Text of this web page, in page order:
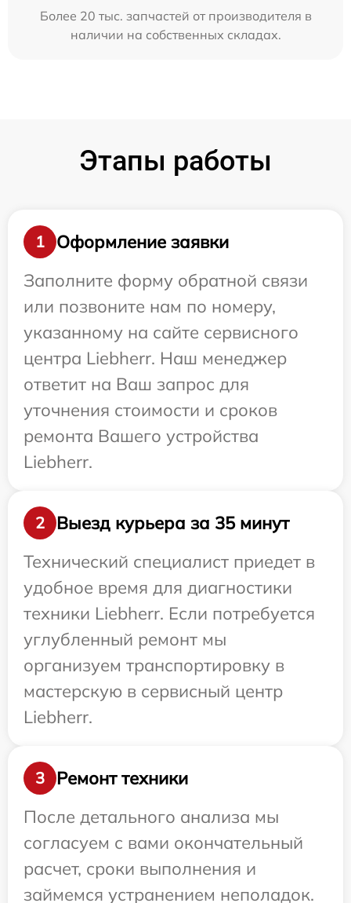
Более 20 тыс. запчастей от производителя в
наличии на собственных складах.
Этапы работы
1
Оформление заявки
Заполните форму обратной связи
или позвоните нам по номеру,
указанному на сайте сервисного
центра Liebherr. Наш менеджер
ответит на Ваш запрос для
уточнения стоимости и сроков
ремонта Вашего устройства
Liebherr.
2
Выезд курьера за 35 минут
Технический специалист приедет в
удобное время для диагностики
техники Liebherr. Если потребуется
углубленный ремонт мы
организуем транспортировку в
мастерскую в сервисный центр
Liebherr.
3
Ремонт техники
После детального анализа мы
согласуем с вами окончательный
расчет, сроки выполнения и
займемся устранением неполадок.